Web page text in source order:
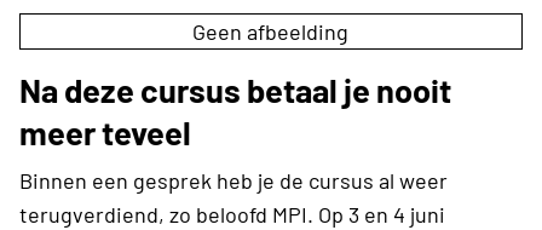
Geen afbeelding
Na deze cursus betaal je nooit
meer teveel
Binnen een gesprek heb je de cursus al weer
terugverdiend, zo beloofd MPI. Op 3 en 4 juni